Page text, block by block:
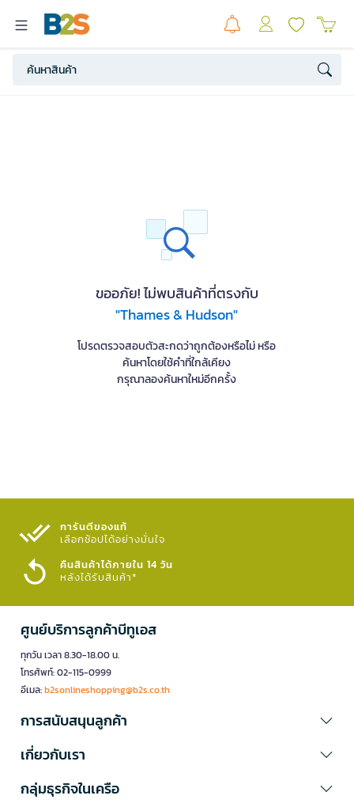
ขออภัย! ไม่พบสินค้าที่ตรงกับ
"Thames & Hudson"
โปรดตรวจสอบตัวสะกดว่าถูกต้องหรือไม่ หรือ
ค้นหาโดยใช้คำที่ใกล้เคียง
กรุณาลองค้นหาใหม่อีกครั้ง
การันตีของแท้
เลือกช้อปได้อย่างมั่นใจ​
คืนสินค้าได้ภายใน 14 วัน
หลังได้รับสินค้า*
ศูนย์บริการลูกค้าบีทูเอส
ทุกวัน เวลา 8.30-18.00 น.
โทรศัพท์: 02-115-0999
อีเมล:b2sonlineshopping@b2s.co.th
การสนับสนุนลูกค้า
เกี่ยวกับเรา
กลุ่มธุรกิจในเครือ